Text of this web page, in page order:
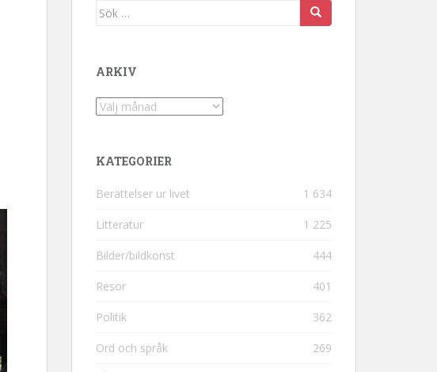
Sök efter:
ARKIV
Arkiv
KATEGORIER
Berättelser ur livet 1 634
Litteratur 1 225
Bilder/bildkonst 444
Resor 401
Politik 362
Ord och språk 269